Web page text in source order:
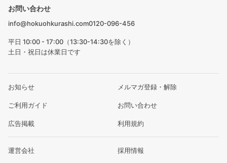
お問い合わせ
info@hokuohkurashi.com0120-096-456
平日 10:00 - 17:00（13:30-14:30を除く）
土日・祝日は休業日です
お知らせ メルマガ登録・解除
ご利用ガイド お問い合わせ
広告掲載 利用規約
運営会社 採用情報